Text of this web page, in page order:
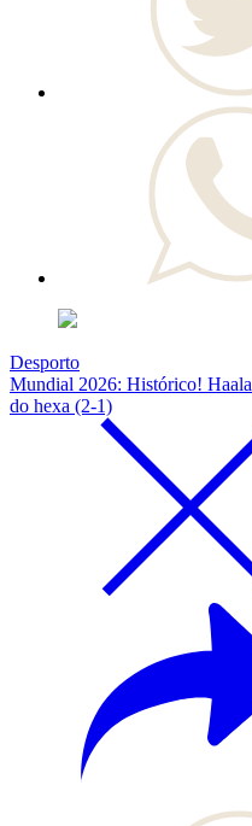
Desporto
Mundial 2026: Histórico!
do hexa (2-1)